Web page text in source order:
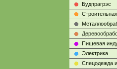
Будпрагрэс
Пищевая
Электрика
Cпецодежда